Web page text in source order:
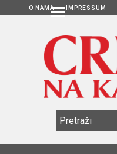
O NAMA IMPRESSUM